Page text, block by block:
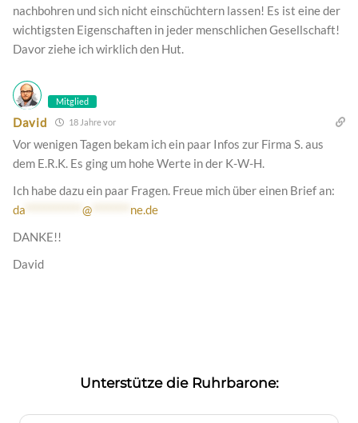
nachbohren und sich nicht einschüchtern lassen! Es ist eine der
wichtigsten Eigenschaften in jeder menschlichen Gesellschaft!
Davor ziehe ich wirklich den Hut.
Mitglied
David 18 Jahre vor
Vor wenigen Tagen bekam ich ein paar Infos zur Firma S. aus
dem E.R.K. Es ging um hohe Werte in der K-W-H.
Ich habe dazu ein paar Fragen. Freue mich über einen Brief an:
da
@
ne.de
DANKE!!
David
Unterstütze die Ruhrbarone: